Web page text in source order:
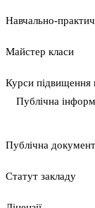
Навчально-
Майстер класи
Курси підвищення
Публічна
Публічна
Статут закладу